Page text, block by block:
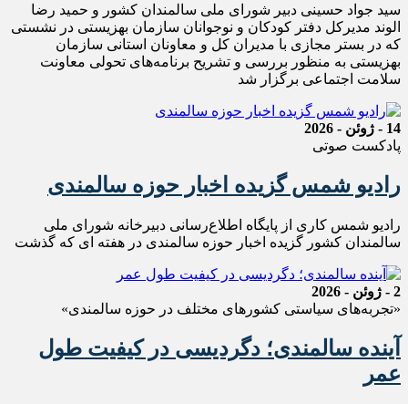
سید جواد حسینی دبیر شورای ملی سالمندان کشور و حمید رضا
الوند مدیرکل دفتر کودکان و نوجوانان سازمان بهزیستی در نشستی
که در بستر مجازی با مدیران کل و معاونان استانی سازمان
بهزیستی به منظور بررسی و تشریح برنامه‌های تحولی معاونت
سلامت اجتماعی برگزار شد
14 - ژوئن - 2026
پادکست صوتی
رادیو شمس گزیده اخبار حوزه سالمندی
رادیو شمس کاری از پایگاه اطلاع‌رسانی دبیرخانه شورای ملی
سالمندان کشور گزیده اخبار حوزه سالمندی در هفته ای که گذشت
2 - ژوئن - 2026
«تجربه‌های سیاستی کشورهای مختلف در حوزه سالمندی»
آینده سالمندی؛ دگردیسی در کیفیت طول
عمر